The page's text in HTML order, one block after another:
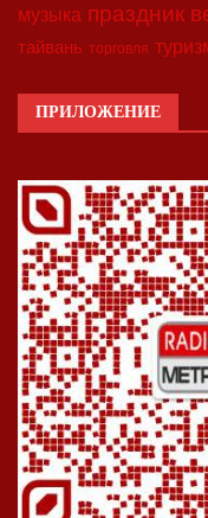
музыка праздник
тайвань торговля
ПРИЛОЖЕНИЕ